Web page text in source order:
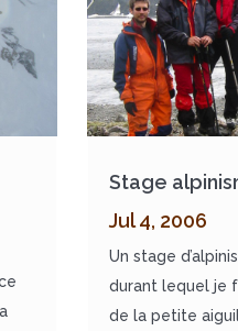
Stage
Jul 4, 2006
Un stage
durant lequel je
de la petite